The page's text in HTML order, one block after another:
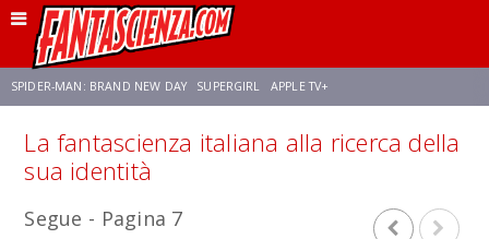
SPIDER-MAN: BRAND NEW DAY SUPERGIRL APPLE TV+
NETFLIX SADIE SINK STAR TREK: STRANGE NEW WORLDS
La fantascienza italiana alla ricerca della
sua identità
Segue - Pagina 7